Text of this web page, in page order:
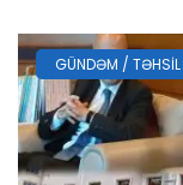
GÜNDƏM / TƏHSIL